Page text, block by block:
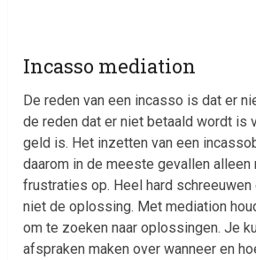
Incasso mediation
De reden van een incasso is dat er
de reden dat er niet betaald wordt is
geld is. Het inzetten van een
daarom in de meeste gevallen alleen
frustraties op. Heel hard schreeuwen
niet de oplossing. Met mediation
om te zoeken naar oplossingen. Je
afspraken maken over wanneer en